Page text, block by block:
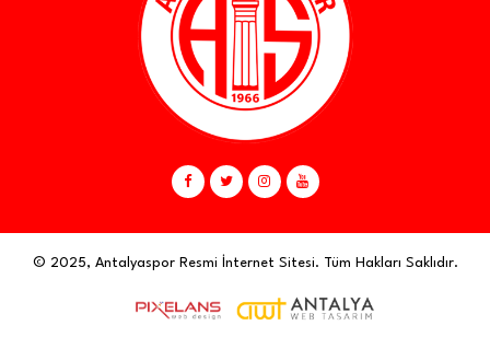
© 2025, Antalyaspor Resmi İnternet Sitesi. Tüm Hakları Saklıdır.